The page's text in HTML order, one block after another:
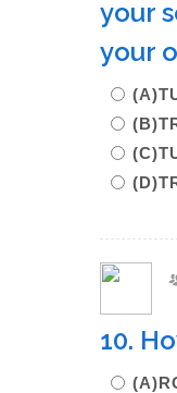
your
your
10.